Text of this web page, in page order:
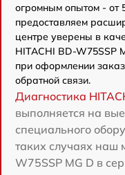
огромным опытом - от
предоставляем
центре уверены в
HITACHI BD-W75SSP
при оформлении
обратной связи.
Диагностика
выполняется на
специального
таких случаях наш
W75SSP MG D в